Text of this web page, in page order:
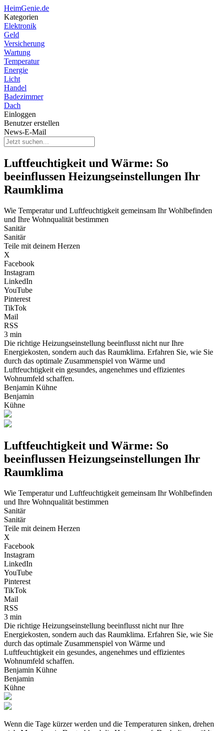
HeimGenie.de
Kategorien
Elektronik
Geld
Versicherung
Wartung
Temperatur
Energie
Licht
Handel
Badezimmer
Dach
Einloggen
Benutzer erstellen
News-E-Mail
Luftfeuchtigkeit und Wärme: So
beeinflussen Heizungseinstellungen Ihr
Raumklima
Wie Temperatur und Luftfeuchtigkeit gemeinsam Ihr Wohlbefinden
und Ihre Wohnqualität bestimmen
Sanitär
Sanitär
Teile mit deinem Herzen
X
Facebook
Instagram
LinkedIn
YouTube
Pinterest
TikTok
Mail
RSS
3 min
Die richtige Heizungseinstellung beeinflusst nicht nur Ihre
Energiekosten, sondern auch das Raumklima. Erfahren Sie, wie Sie
durch das optimale Zusammenspiel von Wärme und
Luftfeuchtigkeit ein gesundes, angenehmes und effizientes
Wohnumfeld schaffen.
Benjamin Kühne
Benjamin
Kühne
Luftfeuchtigkeit und Wärme: So
beeinflussen Heizungseinstellungen Ihr
Raumklima
Wie Temperatur und Luftfeuchtigkeit gemeinsam Ihr Wohlbefinden
und Ihre Wohnqualität bestimmen
Sanitär
Sanitär
Teile mit deinem Herzen
X
Facebook
Instagram
LinkedIn
YouTube
Pinterest
TikTok
Mail
RSS
3 min
Die richtige Heizungseinstellung beeinflusst nicht nur Ihre
Energiekosten, sondern auch das Raumklima. Erfahren Sie, wie Sie
durch das optimale Zusammenspiel von Wärme und
Luftfeuchtigkeit ein gesundes, angenehmes und effizientes
Wohnumfeld schaffen.
Benjamin Kühne
Benjamin
Kühne
Wenn die Tage kürzer werden und die Temperaturen sinken, drehen